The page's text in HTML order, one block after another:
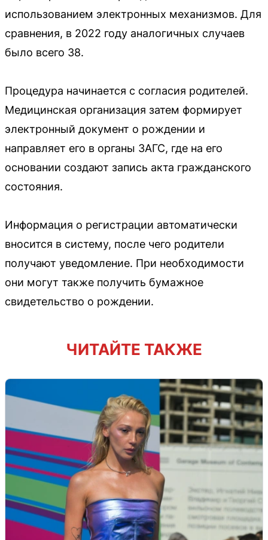
использованием электронных механизмов. Для
сравнения, в 2022 году аналогичных случаев
было всего 38.
Процедура начинается с согласия родителей.
Медицинская организация затем формирует
электронный документ о рождении и
направляет его в органы ЗАГС, где на его
основании создают запись акта гражданского
состояния.
Информация о регистрации автоматически
вносится в систему, после чего родители
получают уведомление. При необходимости
они могут также получить бумажное
свидетельство о рождении.
ЧИТАЙТЕ ТАКЖЕ